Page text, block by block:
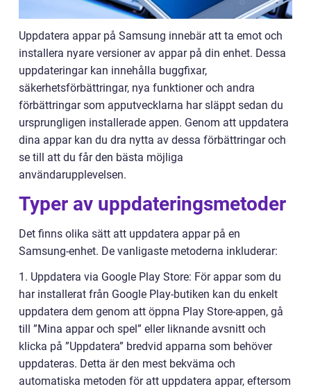
Uppdatera appar på Samsung innebär att ta emot och
installera nyare versioner av appar på din enhet. Dessa
uppdateringar kan innehålla buggfixar,
säkerhetsförbättringar, nya funktioner och andra
förbättringar som apputvecklarna har släppt sedan du
ursprungligen installerade appen. Genom att uppdatera
dina appar kan du dra nytta av dessa förbättringar och
se till att du får den bästa möjliga
användarupplevelsen.
Typer av uppdateringsmetoder
Det finns olika sätt att uppdatera appar på en
Samsung-enhet. De vanligaste metoderna inkluderar:
1. Uppdatera via Google Play Store: För appar som du
har installerat från Google Play-butiken kan du enkelt
uppdatera dem genom att öppna Play Store-appen, gå
till ”Mina appar och spel” eller liknande avsnitt och
klicka på ”Uppdatera” bredvid apparna som behöver
uppdateras. Detta är den mest bekväma och
automatiska metoden för att uppdatera appar, eftersom